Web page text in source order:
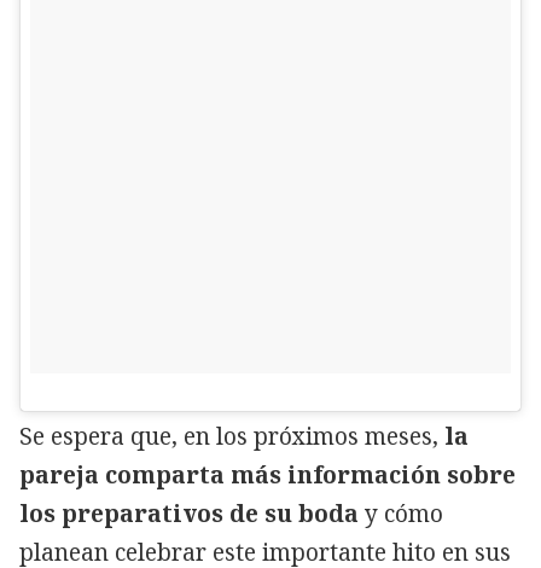
Se espera que, en los próximos meses, la
pareja comparta más información sobre
los preparativos de su boda y cómo
planean celebrar este importante hito en sus